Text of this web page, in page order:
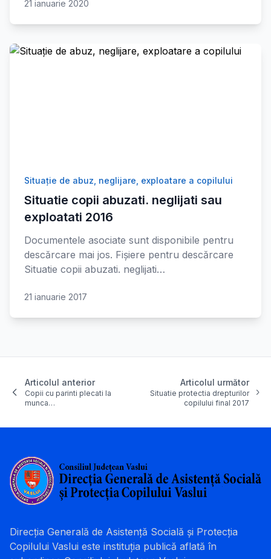
21 ianuarie 2020
Situaţie de abuz, neglijare, exploatare a copilului
Situatie copii abuzati. neglijati sau
exploatati 2016
Documentele asociate sunt disponibile pentru
descărcare mai jos. Fișiere pentru descărcare
Situatie copii abuzati. neglijati…
21 ianuarie 2017
Articolul anterior
Copii cu parinti plecati la
munca…
Articolul următor
Situatie protectia drepturilor
copilului final 2017
Direcția Generală de Asistență Socială și Protecția
Copilului Vaslui este instituția publică aflată în